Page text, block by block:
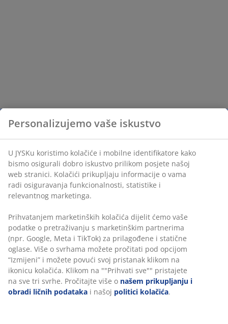
Personalizujemo vaše iskustvo
U JYSKu koristimo kolačiće i mobilne identifikatore kako
bismo osigurali dobro iskustvo prilikom posjete našoj
web stranici. Kolačići prikupljaju informacije o vama
radi osiguravanja funkcionalnosti, statistike i
relevantnog marketinga.
Prihvatanjem marketinških kolačića dijelit ćemo vaše
podatke o pretraživanju s marketinškim partnerima
(npr. Google, Meta i TikTok) za prilagođene i statične
oglase. Više o svrhama možete pročitati pod opcijom
“Izmijeni” i možete povući svoj pristanak klikom na
ikonicu kolačića. Klikom na ""Prihvati sve"" pristajete
na sve tri svrhe. Pročitajte više o našem prikupljanju i
obradi ličnih podataka i našoj politici kolačića.